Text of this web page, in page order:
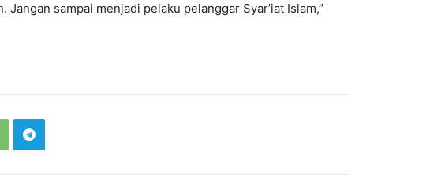
sampai menjadi pelaku pelanggar Syar’iat Islam,”